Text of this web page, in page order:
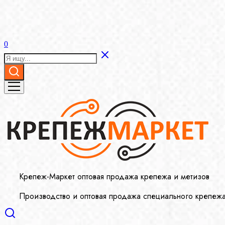
0
Крепеж-Маркет оптовая продажа крепежа и метизов
Производство и оптовая продажа специального